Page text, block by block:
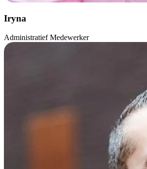
Iryna
Administratief Medewerker